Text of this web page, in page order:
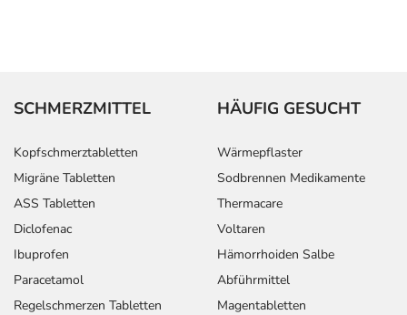
SCHMERZMITTEL
Kopfschmerztabletten
Migräne Tabletten
ASS Tabletten
Diclofenac
Ibuprofen
Paracetamol
Regelschmerzen Tabletten
HÄUFIG GESUCHT
Wärmepflaster
Sodbrennen Medikamente
Thermacare
Voltaren
Hämorrhoiden Salbe
Abführmittel
Magentabletten